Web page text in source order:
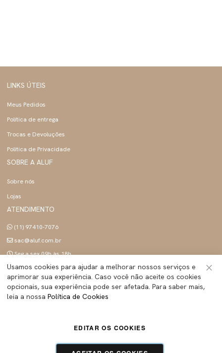
LINKS ÚTEIS
Meus Pedidos
Política de entrega
Trocas e Devoluções
Politica de Privacidade
SOBRE A ALUF
Sobre nós
Lojas
ATENDIMENTO
(11) 97410-7076
sac@aluf.com.br
Seg a sex 09h às 18h
SIGA A ALUF
Usamos cookies para ajudar a melhorar nossos serviços e
aprimorar sua experiência. Caso você não aceite os cookies
opcionais, sua experiência pode ser afetada. Para saber mais,
leia a nossa Política de Cookies
EDITAR OS COOKIES